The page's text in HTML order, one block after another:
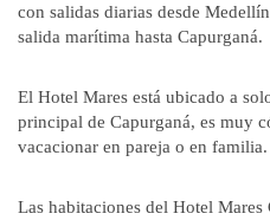
con salidas diarias desde
salida marítima hasta Capurganá.
El Hotel Mares está ubicado a
principal de Capurganá, es muy
vacacionar en pareja o en familia.
Las habitaciones del Hotel Mares